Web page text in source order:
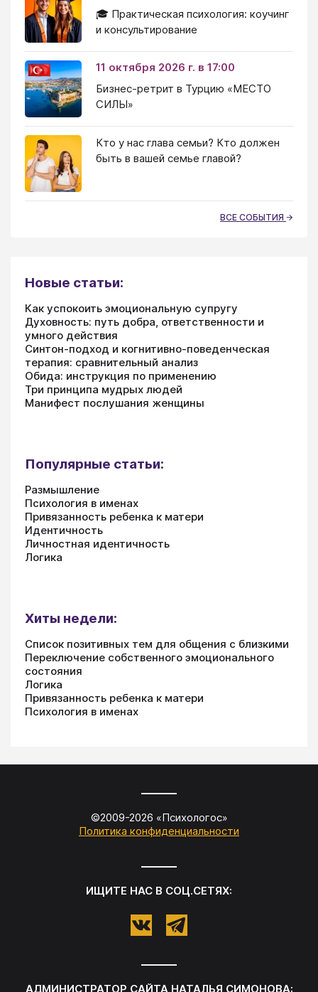
🎓 Практическая психология: коучинг
и консультирование
11 октября 2026 г. в 17:00
Бизнес-ретрит в Турцию «МЕСТО
СИЛЫ»
Кто у нас глава семьи? Кто должен
быть в вашей семье главой?
ВСЕ СОБЫТИЯ
Новые статьи:
Как успокоить эмоциональную супругу
Духовность: путь добра, ответственности и
умного действия
Синтон-подход и когнитивно-поведенческая
терапия: сравнительный анализ
Обида: инструкция по применению
Три принципа мудрых людей
Манифест послушания женщины
Популярные статьи:
Размышление
Психология в именах
Привязанность ребенка к матери
Идентичность
Личностная идентичность
Логика
Хиты недели:
Список позитивных тем для общения с близкими
Переключение собственного эмоционального
состояния
Логика
Привязанность ребенка к матери
Психология в именах
©2009-2026 «Психологос»
Политика конфиденциальности
ИЩИТЕ НАС В СОЦ.СЕТЯХ:
АДМИНИСТРАТОР САЙТА НАТАЛЬЯ СИМОНОВА: